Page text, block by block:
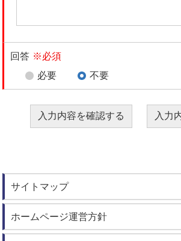
回答 ※必須
必要
不要
サイトマップ
ホームページ運営方針